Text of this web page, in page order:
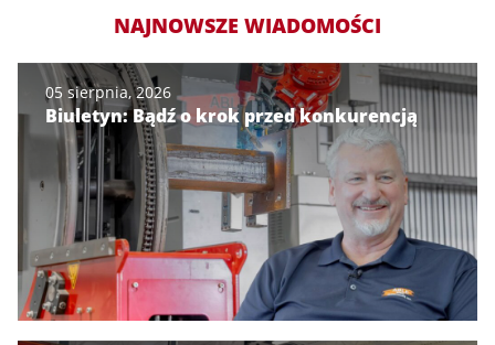
NAJNOWSZE WIADOMOŚCI
05 sierpnia, 2026
Biuletyn: Bądź o krok przed konkurencją